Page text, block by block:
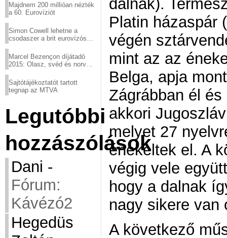
Majdnem 200 millióan nézték
a 60. Eurovíziót
Simon Cowell lehetne a
csodaszer a brit eurovízós
Marcel Bezençon díjátadó
2015: Olasz, svéd és norvég
Sajtótájékoztatót tartott
tegnap az MTVA
Legutóbbi
hozzászólások
Dani -
Fórum:
Kávézó2
Hegedüs
dalnak).
Platin házaspár
végén
mint az az
Belga, apja
Zágrábban él
akkori
melyet 27
énekeltek el. A
végig vele
hogy a dalnak
nagy sikere van
A következő